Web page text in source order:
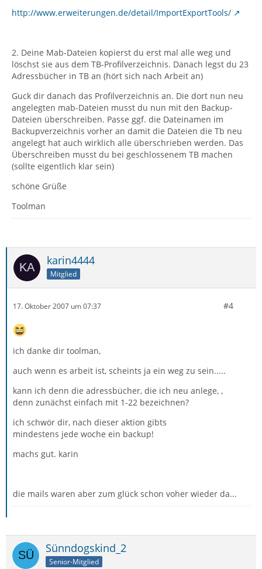
http://www.erweiterungen.de/detail/ImportExportTools/
2. Deine Mab-Dateien kopierst du erst mal alle weg und
löschst sie aus dem TB-Profilverzeichnis. Danach legst du 23
Adressbücher in TB an (hört sich nach Arbeit an)
Guck dir danach das Profilverzeichnis an. Die dort nun neu
angelegten mab-Dateien musst du nun mit den Backup-
Dateien überschreiben. Passe ggf. die Dateinamen im
Backupverzeichnis vorher an damit die Dateien die Tb neu
angelegt hat auch wirklich alle überschrieben werden. Das
Überschreiben musst du bei geschlossenem TB machen
(sollte eigentlich klar sein)
schöne Grüße
Toolman
karin4444
Mitglied
17. Oktober 2007 um 07:37 #4
ich danke dir toolman,
auch wenn es arbeit ist, scheints ja ein weg zu sein.....
kann ich denn die adressbücher, die ich neu anlege, ,
denn zunächst einfach mit 1-22 bezeichnen?
ich schwör dir, nach dieser aktion gibts
mindestens jede woche ein backup!
machs gut. karin
die mails waren aber zum glück schon voher wieder da...
Sünndogskind_2
Senior-Mitglied